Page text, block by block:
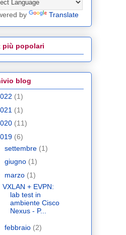
by Translate
più popolari
blog
(1)
(1)
(11)
(6)
settembre (1)
giugno (1)
marzo (1)
VXLAN + EVPN:
lab test in
ambiente Cisco
Nexus - P...
febbraio (2)